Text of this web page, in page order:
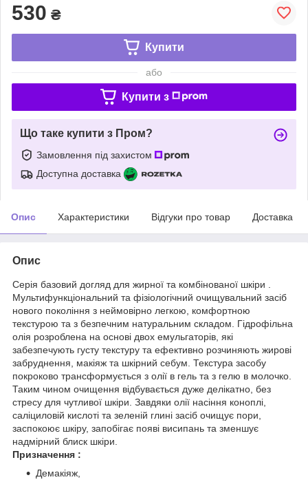
530 ₴
Купити
або
Купити з
Що таке купити з Пром?
Замовлення під захистом
Доступна доставка
Опис Характеристики Відгуки про товар Доставка
Опис
Серія базовий догляд для жирної та комбінованої шкіри .
Мультифункціональний та фізіологічний очищувальний засіб
нового покоління з неймовірно легкою, комфортною
текстурою та з безпечним натуральним складом. Гідрофільна
олія розроблена на основі двох емульгаторів, які
забезпечують густу текстуру та ефективно розчиняють жирові
забруднення, макіяж та шкірний себум. Текстура засобу
покроково трансформується з олії в гель та з гелю в молочко.
Таким чином очищення відбувається дуже делікатно, без
стресу для чутливої шкіри. Завдяки олії насіння коноплі,
саліциловій кислоті та зеленій глині засіб очищує пори,
заспокоює шкіру, запобігає появі висипань та зменшує
надмірний блиск шкіри.
Призначення :
Демакіяж,